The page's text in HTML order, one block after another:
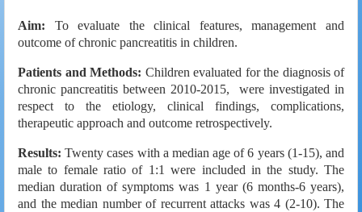
Aim: To evaluate the clinical features, management and
outcome of chronic pancreatitis in children.
Patients and Methods: Children evaluated for the diagnosis of
chronic pancreatitis between 2010-2015, were investigated in
respect to the etiology, clinical findings, complications,
therapeutic approach and outcome retrospectively.
Results:Twenty cases with a median age of 6 years (1-15), and
male to female ratio of 1:1 were included in the study. The
median duration of symptoms was 1 year (6 months-6 years),
and the median number of recurrent attacks was 4 (2-10). The